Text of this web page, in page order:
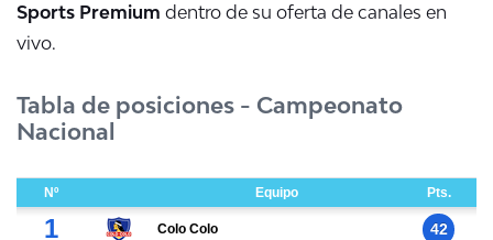
Sports Premium dentro de su oferta de canales en
vivo.
Tabla de posiciones - Campeonato
Nacional